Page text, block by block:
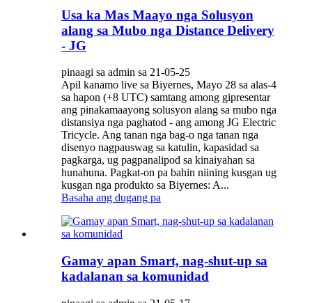
Usa ka Mas Maayo nga Solusyon
alang sa Mubo nga Distance Delivery
- JG
pinaagi sa admin sa 21-05-25
Apil kanamo live sa Biyernes, Mayo 28 sa alas-4
sa hapon (+8 UTC) samtang among gipresentar
ang pinakamaayong solusyon alang sa mubo nga
distansiya nga paghatod - ang among JG Electric
Tricycle. Ang tanan nga bag-o nga tanan nga
disenyo nagpauswag sa katulin, kapasidad sa
pagkarga, ug pagpanalipod sa kinaiyahan sa
hunahuna. Pagkat-on pa bahin niining kusgan ug
kusgan nga produkto sa Biyernes: A...
Basaha ang dugang pa
Gamay apan Smart, nag-shut-up sa
kadalanan sa komunidad